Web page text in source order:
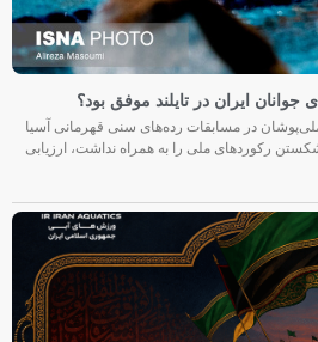
ایران در تایلند موفق بود؟
در مسابقات رده‌های سنی قهرمانی آسیا
شکستن رکوردهای ملی را به همراه نداشت، ارزیابی